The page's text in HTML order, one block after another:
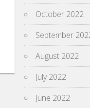
October 2022
September
August 2022
July 2022
June 2022